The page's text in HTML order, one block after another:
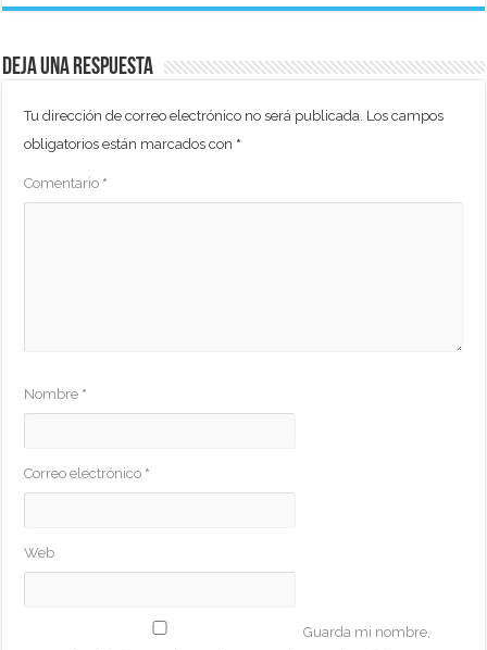
Deja una respuesta
Tu dirección de correo electrónico no será publicada. Los campos
obligatorios están marcados con *
Comentario *
Nombre *
Correo electrónico *
Web
Guarda mi nombre,